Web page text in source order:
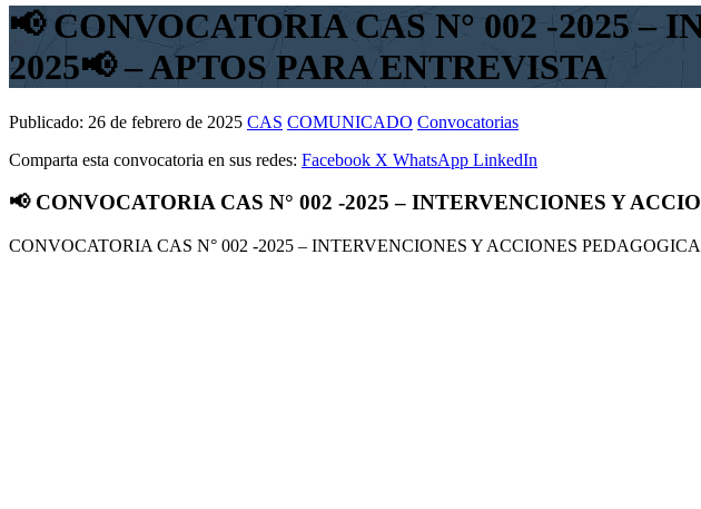
📢 CONVOCATORIA CAS N° 002 -2025 –
2025📢 – APTOS PARA ENTREVISTA
Publicado: 26 de febrero de 2025 CAS COMUNICADO Convocatorias
Comparta esta convocatoria en sus redes: Facebook X WhatsApp LinkedIn
📢 CONVOCATORIA CAS N° 002 -2025 – INTERVENCIONES Y
CONVOCATORIA CAS N° 002 -2025 – INTERVENCIONES Y ACCIONES